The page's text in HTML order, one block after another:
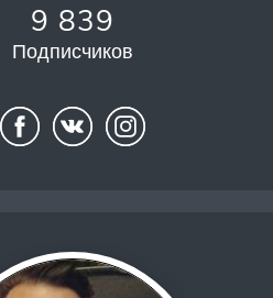
9 839
Подписчиков